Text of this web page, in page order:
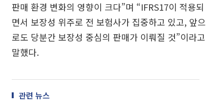
판매 환경 변화의 영향이 크다”며 “IFRS17이 적용되
면서 보장성 위주로 전 보험사가 집중하고 있고, 앞으
로도 당분간 보장성 중심의 판매가 이뤄질 것”이라고
말했다.
관련 뉴스